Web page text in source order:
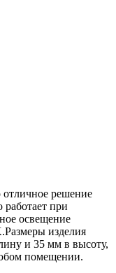
отличное решение
работает при
освещение
изделия
и 35 мм в высоту,
помещении.